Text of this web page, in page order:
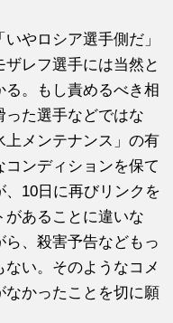
やロシア選手側だ」
レフ選手には当然と
る。もし責めるべき相
った選手などではな
上メンテナンス」の有
ンディションを保て
10日に再びリンクを
があることに違いな
、殺害予告などもっ
い。そのようなコメ
なかったことを切に願